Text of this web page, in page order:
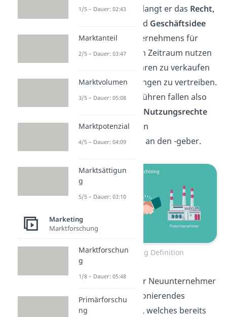
Gegenleistung erlangt er das Recht,
und Geschäftsidee
des anderen Unternehmens für
einen bestimmten Zeitraum nutzen
zu dürfen, um Waren zu verkaufen
oder Dienstleistungen zu vertreiben.
Die Franchisegebühren fallen also
Nutzungsrechte
an und binden den
Franchisenehmer an den -geber.
Franchising Definition
So übernimmt der Neuunternehmer
ein bereits funktionierendes
Geschäftsmodell,welches bereits
1/5 – Dauer: 02:43
Marktanteil
2/5 – Dauer: 03:47
Marktvolumen
3/5 – Dauer: 05:08
Marktpotenzial
4/5 – Dauer: 04:09
Marktsättigun
g
5/5 – Dauer: 03:10
Marketing
Marktforschung
Marktforschun
g
1/8 – Dauer: 05:48
Primärforschu
ng